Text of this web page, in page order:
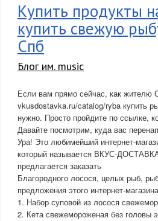
Купить продукты
купить свежую
Спб
Блог им. music
Если вам прямо сейчас, как жителю
vkusdostavka.ru/catalog/ryba купить
нужно. Просто пройдите по ссылке,
Давайте посмотрим, куда вас
Ура! Это любимейший интернет-
который называется ВКУС-
предлагается заказать
Благородного лосося, целых рыб,
предложения этого интернет-
1. Набор суповой из лосося
2. Кета свежемороженая без головы